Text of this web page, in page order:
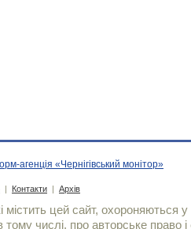
агенція «Чернігівський монітор»
| Контакти | Архів
містить цей сайт, охороняються у
числі, про авторське право і